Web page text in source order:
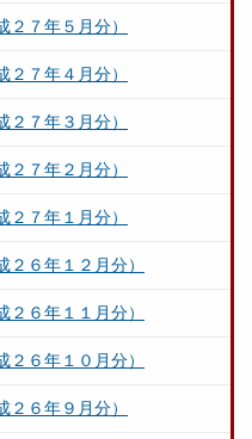
７年５月分）
７年４月分）
７年３月分）
７年２月分）
７年１月分）
６年１２月分）
６年１１月分）
６年１０月分）
６年９月分）